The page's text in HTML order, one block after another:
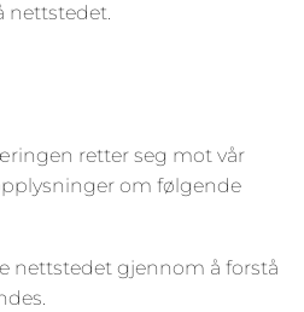
nettstedet.
retter seg mot vår
om følgende
nettstedet gjennom å forstå